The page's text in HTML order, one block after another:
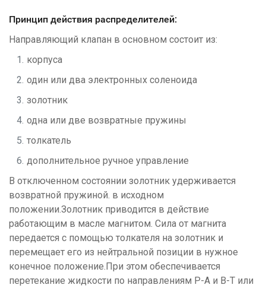
Принцип действия распределителей:
Направляющий клапан в основном состоит из:
корпуса
один или два электронных соленоида
золотник
одна или две возвратные пружины
толкатель
дополнительное ручное управление
В отключенном состоянии золотник удерживается
возвратной пружиной. в исходном
положении.Золотник приводится в действие
работающим в масле магнитом. Сила от магнита
передается с помощью толкателя на золотник и
перемещает его из нейтральной позиции в нужное
конечное положение.При этом обеспечивается
перетекание жидкости по направлениям Р-А и В-Т или